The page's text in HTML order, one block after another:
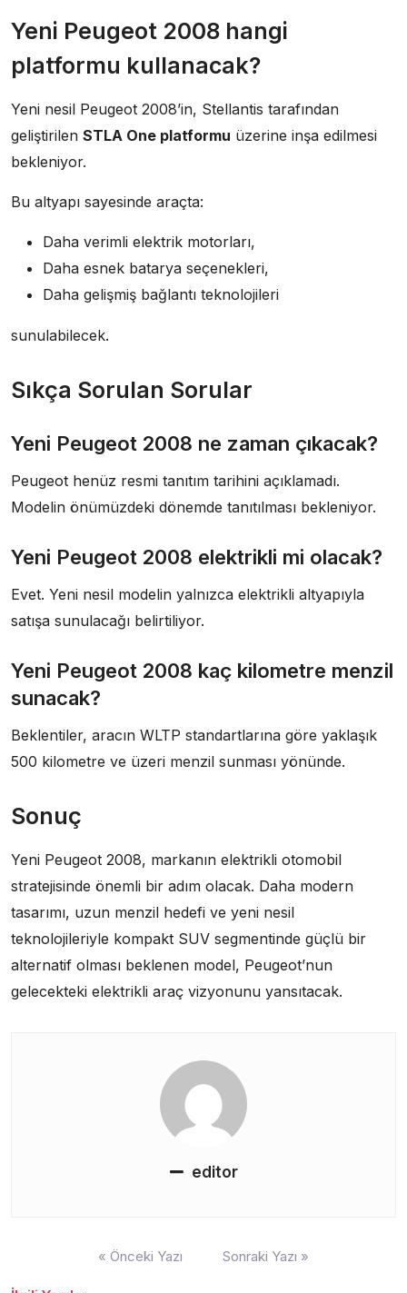
Yeni Peugeot 2008 hangi
platformu kullanacak?
Yeni nesil Peugeot 2008’in, Stellantis tarafından
geliştirilen STLA One platformu üzerine inşa edilmesi
bekleniyor.
Bu altyapı sayesinde araçta:
Daha verimli elektrik motorları,
Daha esnek batarya seçenekleri,
Daha gelişmiş bağlantı teknolojileri
sunulabilecek.
Sıkça Sorulan Sorular
Yeni Peugeot 2008 ne zaman çıkacak?
Peugeot henüz resmi tanıtım tarihini açıklamadı.
Modelin önümüzdeki dönemde tanıtılması bekleniyor.
Yeni Peugeot 2008 elektrikli mi olacak?
Evet. Yeni nesil modelin yalnızca elektrikli altyapıyla
satışa sunulacağı belirtiliyor.
Yeni Peugeot 2008 kaç kilometre menzil
sunacak?
Beklentiler, aracın WLTP standartlarına göre yaklaşık
500 kilometre ve üzeri menzil sunması yönünde.
Sonuç
Yeni Peugeot 2008, markanın elektrikli otomobil
stratejisinde önemli bir adım olacak. Daha modern
tasarımı, uzun menzil hedefi ve yeni nesil
teknolojileriyle kompakt SUV segmentinde güçlü bir
alternatif olması beklenen model, Peugeot’nun
gelecekteki elektrikli araç vizyonunu yansıtacak.
editor
« Önceki Yazı Sonraki Yazı »